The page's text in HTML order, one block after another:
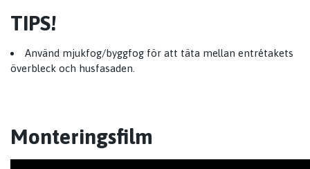
TIPS!
Använd mjukfog/byggfog för att täta mellan entrétakets
överbleck och husfasaden.
Monteringsfilm